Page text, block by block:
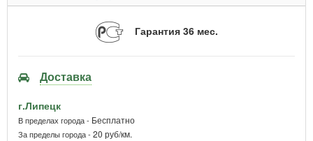
Гарантия 36 мес.
Доставка
г.Липецк
В пределах города - Бесплатно
За пределы города - 20 руб/км.